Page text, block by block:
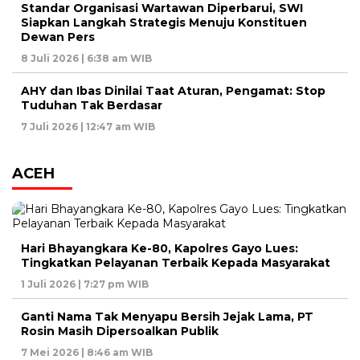
Standar Organisasi Wartawan Diperbarui, SWI
Siapkan Langkah Strategis Menuju Konstituen
Dewan Pers
8 Juli 2026 | 6:38 am WIB
AHY dan Ibas Dinilai Taat Aturan, Pengamat: Stop
Tuduhan Tak Berdasar
7 Juli 2026 | 12:47 am WIB
ACEH
Hari Bhayangkara Ke-80, Kapolres Gayo Lues:
Tingkatkan Pelayanan Terbaik Kepada Masyarakat
1 Juli 2026 | 7:27 pm WIB
Ganti Nama Tak Menyapu Bersih Jejak Lama, PT
Rosin Masih Dipersoalkan Publik
7 Mei 2026 | 8:46 am WIB